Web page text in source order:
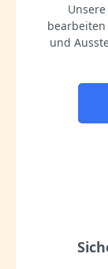
und